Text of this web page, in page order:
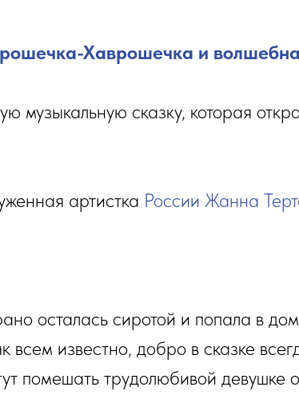
Хаврошечка и
музыкальную сказку, которая
артистка России Жанна
осталась сиротой и попала в
известно, добро в сказке
помешать трудолюбивой девушке